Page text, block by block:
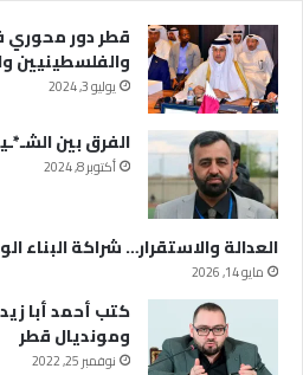
قطر دور محوري
والفلسطينيين
يوليو 3, 2024
الفرق بين
أكتوبر 8, 2024
العدالة والاستقرار… شراكة البناء
مايو 14, 2026
كتب أحمد أبا
ومونديال قطر
نوفمبر 25, 2022